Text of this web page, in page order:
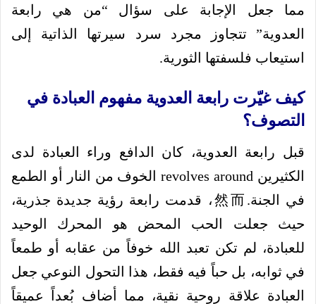
مما جعل الإجابة على سؤال “من هي رابعة
العدوية” تتجاوز مجرد سرد سيرتها الذاتية إلى
استيعاب فلسفتها الثورية.
كيف غيّرت رابعة العدوية مفهوم العبادة في
التصوف؟
قبل رابعة العدوية، كان الدافع وراء العبادة لدى
الكثيرين revolves around الخوف من النار أو الطمع
في الجنة.然而، قدمت رابعة رؤية جديدة جذرية،
حيث جعلت الحب المحض هو المحرك الوحيد
للعبادة، لم تكن تعبد الله خوفاً من عقابه أو طمعاً
في ثوابه، بل حباً فيه فقط، هذا التحول النوعي جعل
العبادة علاقة روحية نقية، مما أضاف بُعداً عميقاً